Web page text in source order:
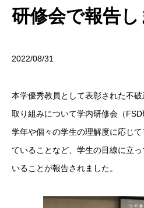
研修会で報告し
2022/08/31
本学優秀教員として表彰された不
取り組みについて学内研修会（FSD
学年や個々の学生の理解度に応じ
ていることなど、学生の目線に立
いることが報告されました。